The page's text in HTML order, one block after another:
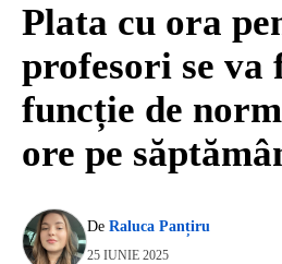
Plata cu ora
profesori se va
funcție de
ore pe
De Raluca Panțiru
25 IUNIE 2025